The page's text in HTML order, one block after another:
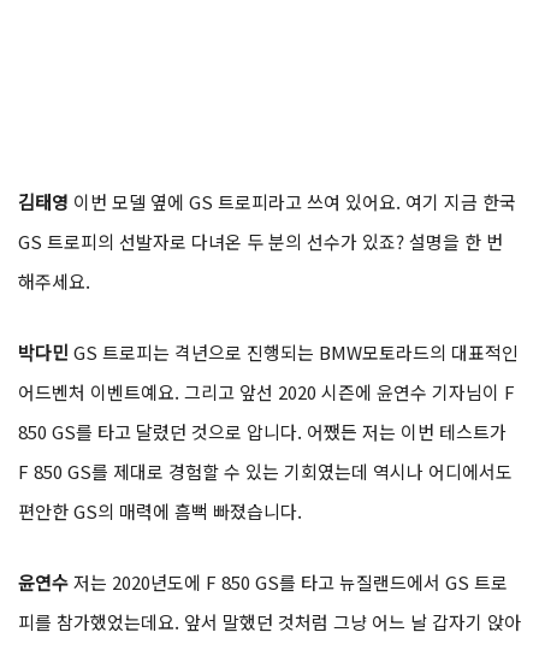
김태영 이번 모델 옆에 GS 트로피라고 쓰여 있어요. 여기 지금 한국
GS 트로피의 선발자로 다녀온 두 분의 선수가 있죠? 설명을 한 번
해주세요.
박다민 GS 트로피는 격년으로 진행되는 BMW모토라드의 대표적인
어드벤처 이벤트예요. 그리고 앞선 2020 시즌에 윤연수 기자님이 F
850 GS를 타고 달렸던 것으로 압니다. 어쨌든 저는 이번 테스트가
F 850 GS를 제대로 경험할 수 있는 기회였는데 역시나 어디에서도
편안한 GS의 매력에 흠뻑 빠졌습니다.
윤연수저는 2020년도에 F 850 GS를 타고 뉴질랜드에서 GS 트로
피를 참가했었는데요. 앞서 말했던 것처럼 그냥 어느 날 갑자기 앉아